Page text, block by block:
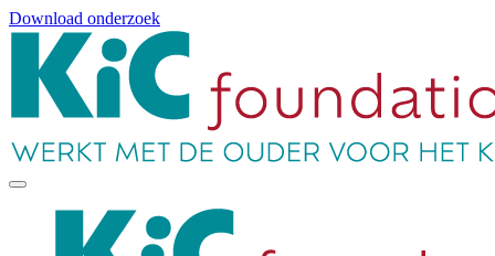
Download onderzoek